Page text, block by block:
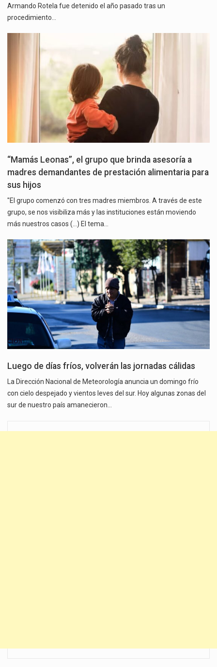
Armando Rotela fue detenido el año pasado tras un
procedimiento…
“Mamás Leonas”, el grupo que brinda asesoría a
madres demandantes de prestación alimentaria para
sus hijos
"El grupo comenzó con tres madres miembros. A través de este
grupo, se nos visibiliza más y las instituciones están moviendo
más nuestros casos (...) El tema…
Luego de días fríos, volverán las jornadas cálidas
La Dirección Nacional de Meteorología anuncia un domingo frío
con cielo despejado y vientos leves del sur. Hoy algunas zonas del
sur de nuestro país amanecieron…